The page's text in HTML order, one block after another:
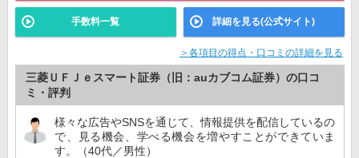
手数料一覧 詳細を見る(公式サイト)
＞各項目の得点・口コミの詳細を見る
三菱ＵＦＪｅスマート証券（旧：auカブコム証券）の口コ
ミ・評判
様々な広告やSNSを通じて、情報提供を配信しているの
で、見る機会、学べる機会を増やすことができていま
す。（40代／男性）